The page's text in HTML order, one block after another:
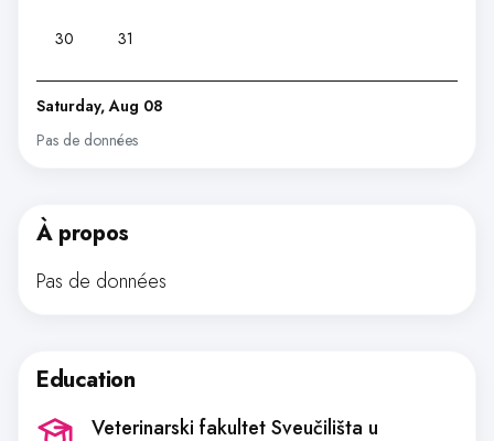
30 31
Saturday, Aug 08
Pas de données
À propos
Pas de données
Education
Veterinarski fakultet Sveučilišta u